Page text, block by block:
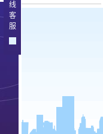
地址的
地址的
唐山原木
线
客
服